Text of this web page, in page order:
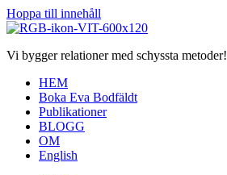
Hoppa till innehåll
Vi bygger relationer med schyssta metoder!
HEM
Boka Eva Bodfäldt
Publikationer
BLOGG
OM
English